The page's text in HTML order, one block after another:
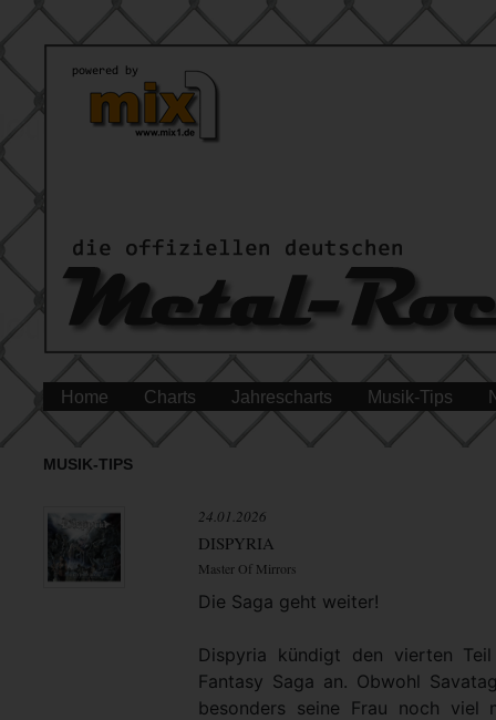
Home Charts Jahrescharts Musik-Tips
MUSIK-TIPS
24.01.2026
DISPYRIA
Master Of Mirrors
Die Saga geht weiter!
Dispyria kündigt den vierten
Fantasy Saga an. Obwohl
besonders seine Frau noch viel